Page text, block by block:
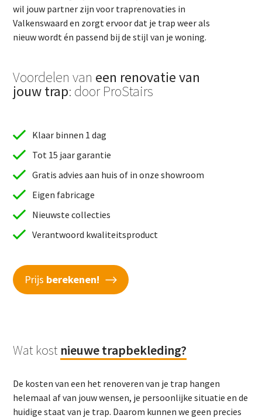
wil jouw partner zijn voor traprenovaties in
Valkenswaard en zorgt ervoor dat je trap weer als
nieuw wordt én passend bij de stijl van je woning.
Voordelen van een renovatie van
jouw trap: door ProStairs
Klaar binnen 1 dag
Tot 15 jaar garantie
Gratis advies aan huis of in onze showroom
Eigen fabricage
Nieuwste collecties
Verantwoord kwaliteitsproduct
Prijs berekenen!
Wat kost nieuwe trapbekleding?
De kosten van een het renoveren van je trap hangen
helemaal af van jouw wensen, je persoonlijke situatie en de
huidige staat van je trap. Daarom kunnen we geen precies